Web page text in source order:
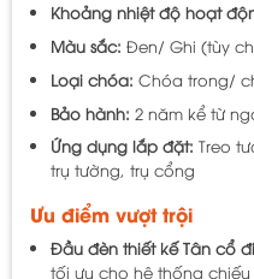
Khoảng nhiệt độ hoạt
Màu sắc: Đen/ Ghi (tùy
Loại chóa: Chóa trong/
Bảo hành: 2 năm kể từ
Ứng dụng lắp đặt: Treo
trụ tường, trụ cổng
Ưu điểm vượt trội
Đầu đèn thiết kế Tân cổ
tối ưu cho hệ thống